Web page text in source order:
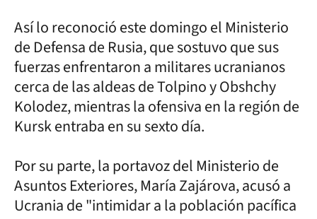
Así lo reconoció este domingo el Ministerio
de Defensa de Rusia, que sostuvo que sus
fuerzas enfrentaron a militares ucranianos
cerca de las aldeas de Tolpino y Obshchy
Kolodez, mientras la ofensiva en la región de
Kursk entraba en su sexto día.
Por su parte, la portavoz del Ministerio de
Asuntos Exteriores, María Zajárova, acusó a
Ucrania de "intimidar a la población pacífica